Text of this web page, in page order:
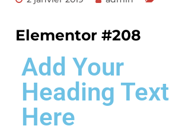
Elementor #208
Add Your
Heading Text
Here